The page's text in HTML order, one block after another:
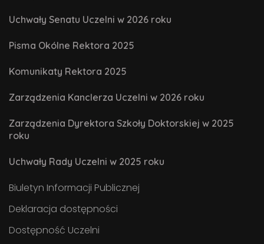
Uchwały Senatu Uczelni w 2026 roku
Pisma Okólne Rektora 2025
Komunikaty Rektora 2025
Zarządzenia Kanclerza Uczelni w 2026 roku
Zarządzenia Dyrektora Szkoły Doktorskiej w 2025
roku
Uchwały Rady Uczelni w 2025 roku
Biuletyn Informacji Publicznej
Deklaracja dostępności
Dostępność Uczelni